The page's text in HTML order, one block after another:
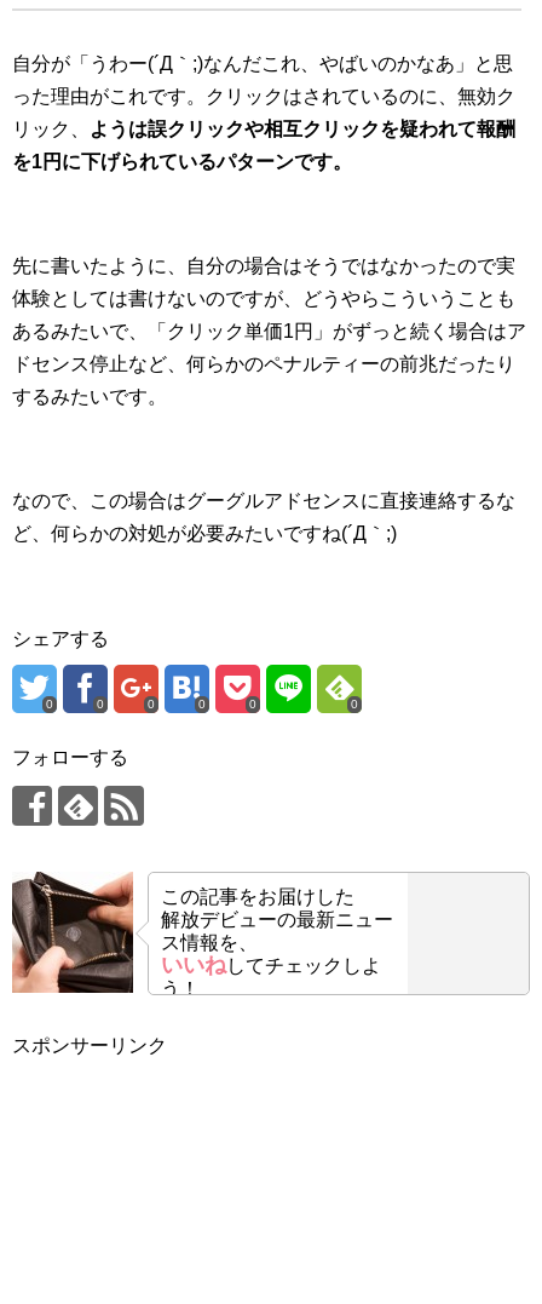
自分が「うわー(´Д｀;)なんだこれ、やばいのかなあ」と思
った理由がこれです。クリックはされているのに、無効ク
リック、
ようは誤クリックや相互クリックを疑われて報酬
を1円に下げられているパターンです。
先に書いたように、自分の場合はそうではなかったので実
体験としては書けないのですが、どうやらこういうことも
あるみたいで、「クリック単価1円」がずっと続く場合はア
ドセンス停止など、何らかのペナルティーの前兆だったり
するみたいです。
なので、この場合はグーグルアドセンスに直接連絡するな
ど、何らかの対処が必要みたいですね(´Д｀;)
シェアする
0 0 0 0 0 0
フォローする
この記事をお届けした
解放デビューの最新ニュー
ス情報を、
いいねしてチェックしよ
う！
スポンサーリンク